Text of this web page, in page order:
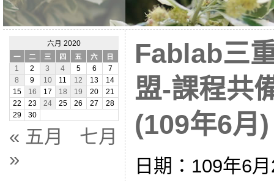
六月 2020
一
二 三 四 五 六
日
1
2 3 4 5 6
7
8
9 10 11 12 13
14
15
16 17 18 19 20
21
22
23 24 25 26 27
28
29
30
« 五月
七月
»
Fablab三
盟-課程共
(109年6月)
日期：109年6